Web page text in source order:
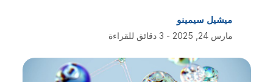
ميشيل سيمينو
مارس 24, 2025 - 3 دقائق للقراءة